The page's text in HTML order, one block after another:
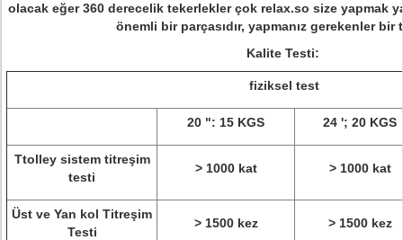
olacak eğer 360 derecelik tekerlekler çok relax.so size yapmak
önemli bir parçasıdır, yapmanız gerekenler bir
Kalite Testi:
fiziksel test
20 ": 15 KGS 24 '; 20 KGS
Ttolley sistem titreşim
testi
> 1000 kat > 1000 kat
Üst ve Yan kol Titreşim
Testi
> 1500 kez > 1500 kez